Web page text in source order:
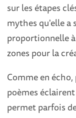
sur les étapes
mythes qu'elle a
proportionnelle
zones pour la
Comme en
poèmes
permet parfois